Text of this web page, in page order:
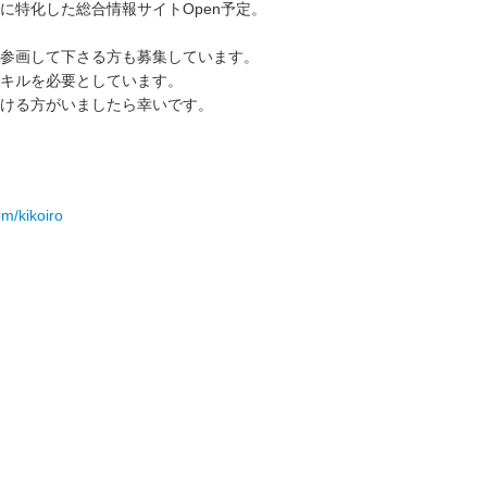
特化した総合情報サイトOpen予定。
画して下さる方も募集しています。
ルを必要としています。
る方がいましたら幸いです。
kikoiro